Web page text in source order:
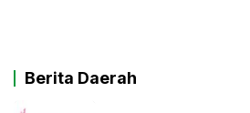
Berita Daerah